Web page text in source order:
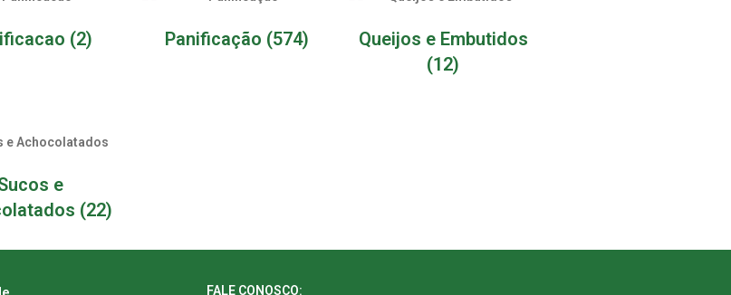
(2) Panificação (574)
Queijos e Embutidos
(12)
e
(22)
FALE CONOSCO: